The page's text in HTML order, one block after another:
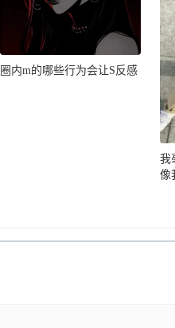
圈内m的哪些行为会让S反感
我
像